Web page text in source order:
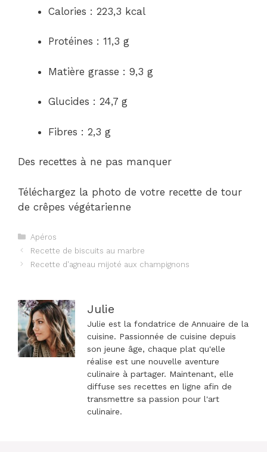
Calories : 223,3 kcal
Protéines : 11,3 g
Matière grasse : 9,3 g
Glucides : 24,7 g
Fibres : 2,3 g
Des recettes à ne pas manquer
Téléchargez la photo de votre recette de tour
de crêpes végétarienne
Catégories
Apéros
Navigation
des
Recette de biscuits au marbre
Recette d'agneau mijoté aux champignons
Julie
Julie est la fondatrice de Annuaire de la
cuisine. Passionnée de cuisine depuis
son jeune âge, chaque plat qu'elle
réalise est une nouvelle aventure
culinaire à partager. Maintenant, elle
diffuse ses recettes en ligne afin de
transmettre sa passion pour l'art
culinaire.